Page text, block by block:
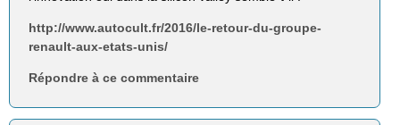
http://www.autocult.fr/2016/le-retour-du-groupe-
renault-aux-etats-unis/
Répondre à ce commentaire